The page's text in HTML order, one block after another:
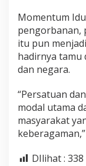
Momentum
pengorbanan,
itu pun
hadirnya tamu
dan negara.
“Persatuan
modal utama
masyarakat
DIlihat : 338